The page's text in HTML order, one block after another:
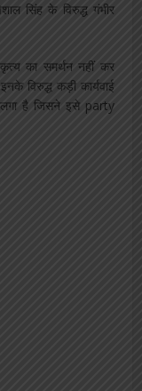
सिंह के विरुद्ध गंभीर
कृत्य का समर्थन नहीं कर
विरुद्ध कड़ी कार्यवाई
लगा है जिसने इसे party